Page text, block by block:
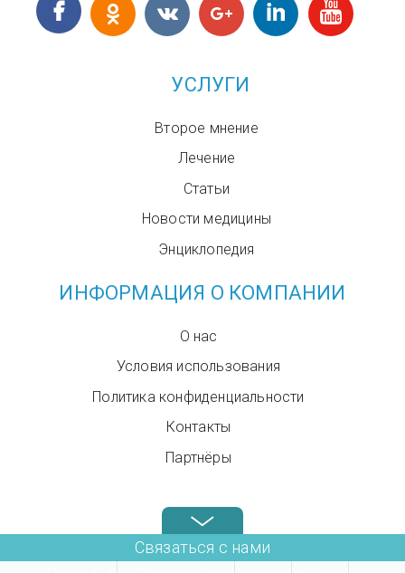
УСЛУГИ
Второе мнение
Лечение
Статьи
Новости медицины
Энциклопедия
ИНФОРМАЦИЯ О КОМПАНИИ
О нас
Условия использования
Политика конфиденциальности
Контакты
Партнёры
Звоните нам в любое время: +972.4.6899580
Связаться с нами